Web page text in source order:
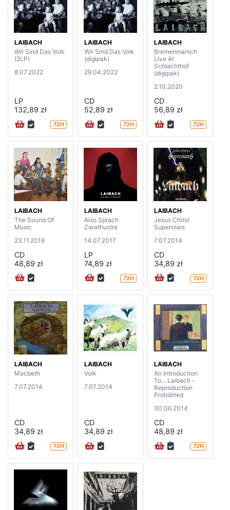
LAIBACH
Wir Sind Das Volk
(2LP)
8.07.2022
LP
132,89 zł
72H
LAIBACH
Wir Sind Das Volk
(digipak)
29.04.2022
CD
52,89 zł
72H
LAIBACH
Bremenmarsch
Live At
Schlachthof
(digipak)
2.10.2020
CD
56,89 zł
72H
LAIBACH
The Sound Of
Music
23.11.2018
CD
48,89 zł
LAIBACH
Also Sprach
Zarathustra
14.07.2017
LP
74,89 zł
72H
LAIBACH
Jesus Christ
Superstars
7.07.2014
CD
34,89 zł
72H
LAIBACH
Macbeth
7.07.2014
CD
34,89 zł
72H
LAIBACH
Volk
7.07.2014
CD
34,89 zł
LAIBACH
An Introduction
To... Laibach -
Reproduction
Prohibited
30.06.2014
CD
48,89 zł
72H